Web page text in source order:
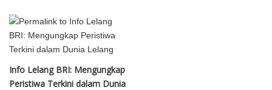
Info Lelang BRI: Mengungkap
Peristiwa Terkini dalam Dunia